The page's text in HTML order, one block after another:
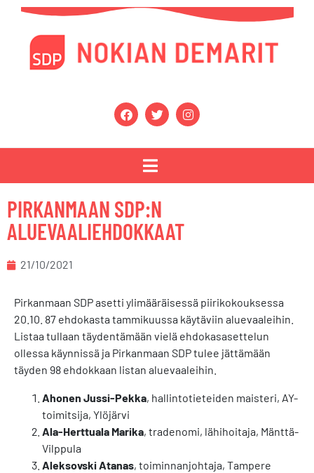
PIRKANMAAN SDP:N
ALUEVAALIEHDOKKAAT
21/10/2021
Pirkanmaan SDP asetti ylimääräisessä piirikokouksessa
20.10. 87 ehdokasta tammikuussa käytäviin aluevaaleihin.
Listaa tullaan täydentämään vielä ehdokasasettelun
ollessa käynnissä ja Pirkanmaan SDP tulee jättämään
täyden 98 ehdokkaan listan aluevaaleihin.
Ahonen Jussi-Pekka, hallintotieteiden maisteri, AY-
toimitsija, Ylöjärvi
Ala-Herttuala Marika, tradenomi, lähihoitaja, Mänttä-
Vilppula
Aleksovski Atanas, toiminnanjohtaja, Tampere